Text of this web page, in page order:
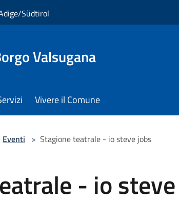
Südtirol
Valsugana
Vivere il Comune
Eventi > Stagione teatrale - io steve jobs
- io